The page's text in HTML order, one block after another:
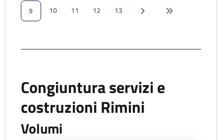
9
10 11 12 13
Congiuntura servizi e
costruzioni Rimini
Volumi